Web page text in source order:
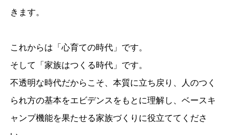
きます。
これからは「心育ての時代」です。
そして「家族はつくる時代」です。
不透明な時代だからこそ、本質に立ち戻り、人のつく
られ方の基本をエビデンスをもとに理解し、ベースキ
ャンプ機能を果たせる家族づくりに役立ててくださ